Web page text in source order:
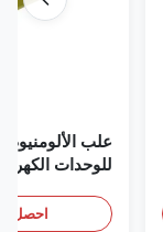
علب الألومنيوم
للوحدات
احصل